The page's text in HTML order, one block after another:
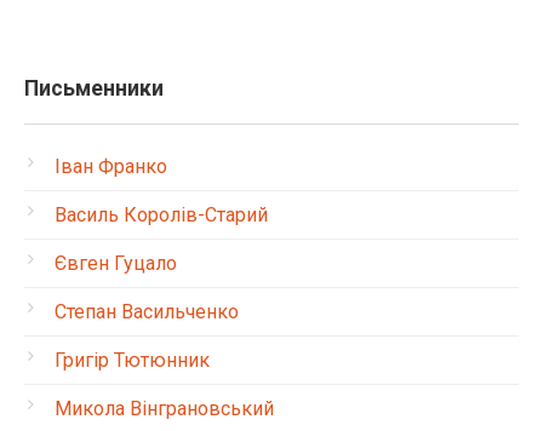
Письменники
Іван Франко
Василь Королів-Старий
Євген Гуцало
Степан Васильченко
Григір Тютюнник
Микола Вінграновський